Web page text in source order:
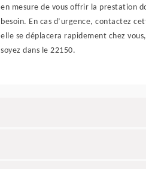
en mesure de vous offrir la prestation
besoin. En cas d’urgence, contactez
elle se déplacera rapidement chez
soyez dans le 22150.